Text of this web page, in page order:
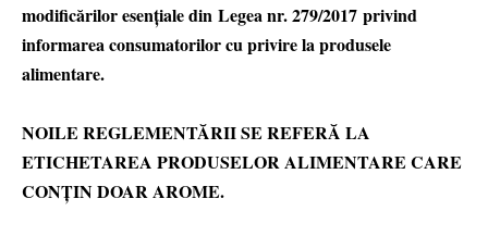
modificărilor esențiale din Legea nr. 279/2017 privind
informarea consumatorilor cu privire la produsele
alimentare.
NOILE REGLEMENTĂRII SE REFERĂ LA
ETICHETAREA PRODUSELOR ALIMENTARE CARE
CONȚIN DOAR AROME.